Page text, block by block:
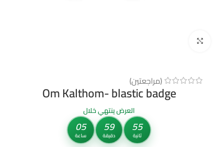
(مراجعتين)
Om Kalthom- blastic badge
العرض ينتهي خلال
05
ساعة
59
دقيقة
55
ثانية